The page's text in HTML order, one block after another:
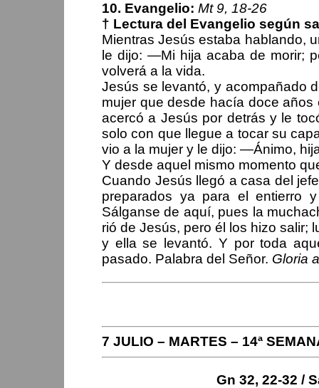
10. Evangelio: Mt 9, 18-26
† Lectura del Evangelio según
Mientras Jesús estaba hablando,
le dijo: —Mi hija acaba de morir;
volverá a la vida.
Jesús se levantó, y acompañado
mujer que desde hacía doce
acercó a Jesús por detrás y le
solo con que llegue a tocar su
vio a la mujer y le dijo: —Ánimo,
Y desde aquel mismo momento
Cuando Jesús llegó a casa del
preparados ya para el
Sálganse de aquí, pues la
rió de Jesús, pero él los hizo salir;
y ella se levantó. Y por toda
pasado. Palabra del Señor. Gloria
7 JULIO – MARTES – 14ª
Gn 32, 22-32 /